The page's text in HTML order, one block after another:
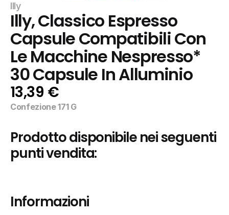
Illy
Illy, Classico Espresso
Capsule Compatibili Con
Le Macchine Nespresso*
30 Capsule In Alluminio
13,39 €
Confezione 171 G
Prodotto disponibile nei seguenti
punti vendita:
Informazioni